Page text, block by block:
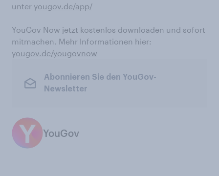
unter yougov.de/app/
YouGov Now jetzt kostenlos downloaden und sofort
mitmachen. Mehr Informationen hier:
yougov.de/yougovnow
Abonnieren Sie den YouGov-
Newsletter
YouGov